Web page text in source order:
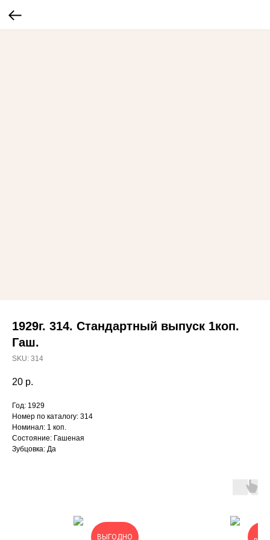
1929г. 314. Стандартный выпуск 1коп.
Гаш.
SKU: 314
20 р.
Год: 1929
Номер по каталогу: 314
Номинал: 1 коп.
Состояние: Гашеная
Зубцовка: Да
ВЫГОДНО